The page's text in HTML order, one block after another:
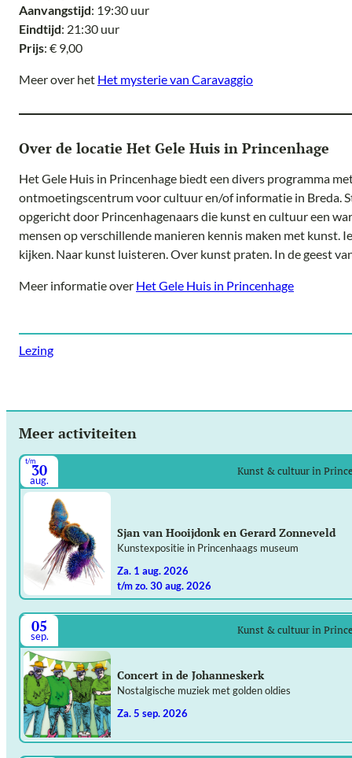
Aanvangstijd: 19:30 uur
Eindtijd: 21:30 uur
Prijs: € 9,00
Meer over het Het mysterie van Caravaggio
Over de locatie Het Gele Huis in Princenhage
Het Gele Huis in Princenhage biedt een divers programma
ontmoetingscentrum voor cultuur en/of informatie in Breda.
opgericht door Princenhagenaars die kunst en cultuur een
mensen op verschillende manieren kennis maken met kunst.
kijken. Naar kunst luisteren. Over kunst praten. In de geest
Meer informatie over Het Gele Huis in Princenhage
Lezing
Meer activiteiten
t/m
30
aug.
Kunst & cultuur in
Sjan van Hooijdonk en Gerard Zonneveld
Kunstexpositie in Princenhaags museum
za. 1 aug. 2026
t/m zo. 30 aug. 2026
05
sep. Kunst & cultuur in
Concert in de Johanneskerk
Nostalgische muziek met golden oldies
za. 5 sep. 2026